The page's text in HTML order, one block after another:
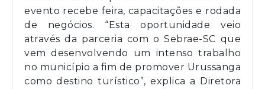
evento recebe feira, capacitações e rodada
de negócios. “Esta oportunidade veio
através da parceria com o Sebrae-SC que
vem desenvolvendo um intenso trabalho
no município a fim de promover Urussanga
como destino turístico”, explica a Diretora